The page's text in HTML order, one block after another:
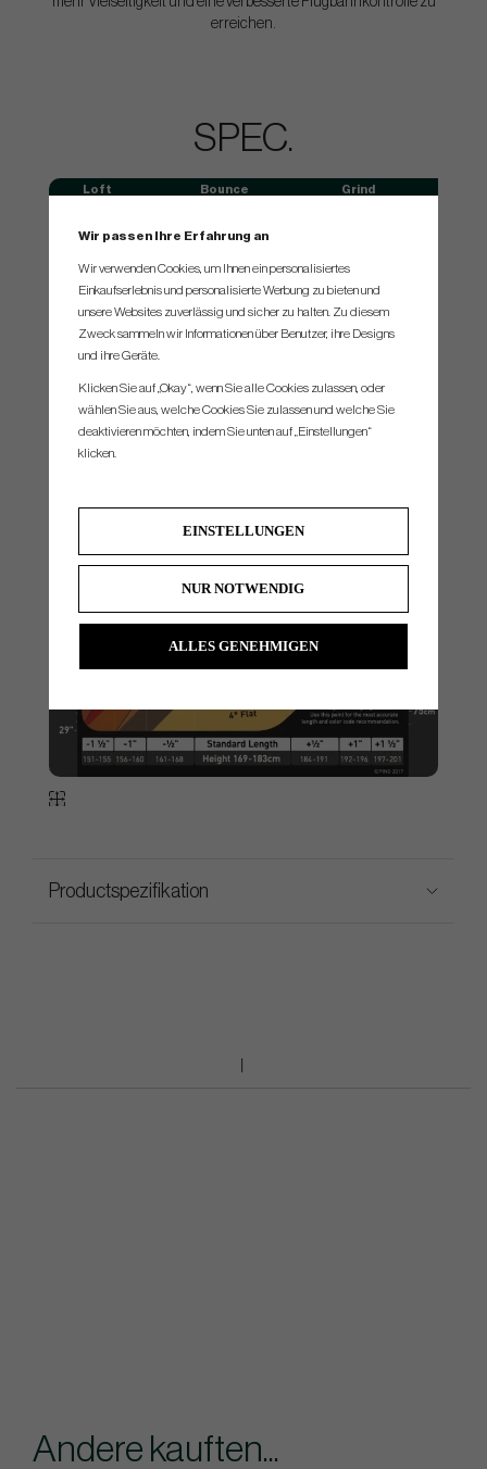
erreichen.
SPEC.
Loft Bounce Grind
Productspezifikation
Andere kauften...
Wir passen Ihre Erfahrung an
Wir verwenden Cookies, um Ihnen ein personalisiertes
Einkaufserlebnis und personalisierte Werbung zu bieten und
unsere Websites zuverlässig und sicher zu halten. Zu diesem
Zweck sammeln wir Informationen über Benutzer, ihre Designs
und ihre Geräte.
Klicken Sie auf „Okay“, wenn Sie alle Cookies zulassen, oder
wählen Sie aus, welche Cookies Sie zulassen und welche Sie
deaktivieren möchten, indem Sie unten auf „Einstellungen“
klicken.
EINSTELLUNGEN
NUR NOTWENDIG
ALLES GENEHMIGEN